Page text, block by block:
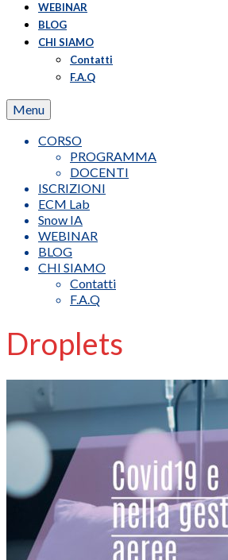
WEBINAR
BLOG
CHI SIAMO
Contatti
F.A.Q
Menu
CORSO
PROGRAMMA
DOCENTI
ISCRIZIONI
ECM Lab
Snow IA
WEBINAR
BLOG
CHI SIAMO
Contatti
F.A.Q
Droplets